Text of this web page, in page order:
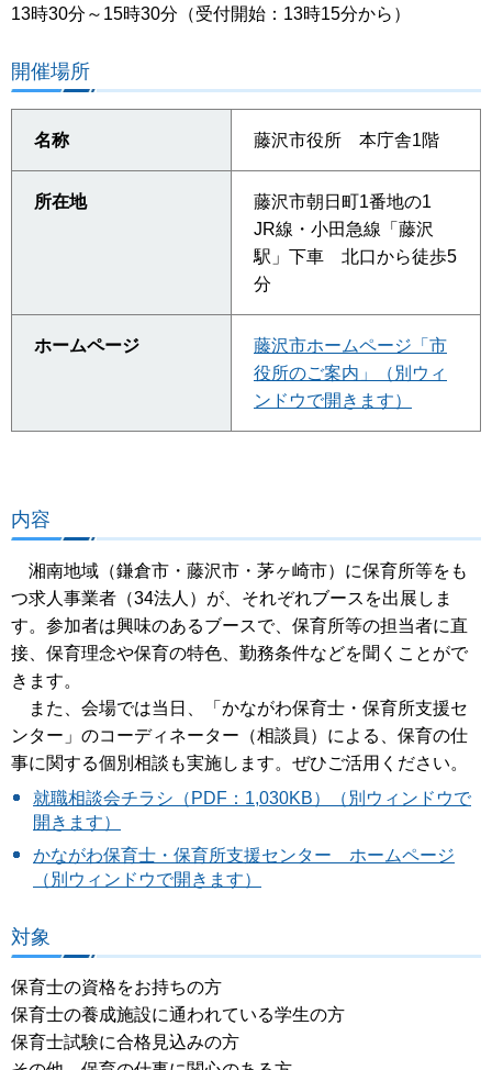
13時30分～15時30分（受付開始：13時15分から）
開催場所
名称 藤沢市役所 本庁舎1階
所在地
藤沢市朝日町1番地の1
JR線・小田急線「藤沢
駅」下車 北口から徒歩5
分
ホームページ
藤沢市ホームページ「市
役所のご案内」（別ウィ
ンドウで開きます）
内容
湘南地域（鎌倉市・藤沢市・茅ヶ崎市）に保育所等をも
つ求人事業者（34法人）が、それぞれブースを出展しま
す。参加者は興味のあるブースで、保育所等の担当者に直
接、保育理念や保育の特色、勤務条件などを聞くことがで
きます。
また、会場では当日、「かながわ保育士・保育所支援セ
ンター」のコーディネーター（相談員）による、保育の仕
事に関する個別相談も実施します。ぜひご活用ください。
就職相談会チラシ（PDF：1,030KB）（別ウィンドウで
開きます）
かながわ保育士・保育所支援センター ホームページ
（別ウィンドウで開きます）
対象
保育士の資格をお持ちの方
保育士の養成施設に通われている学生の方
保育士試験に合格見込みの方